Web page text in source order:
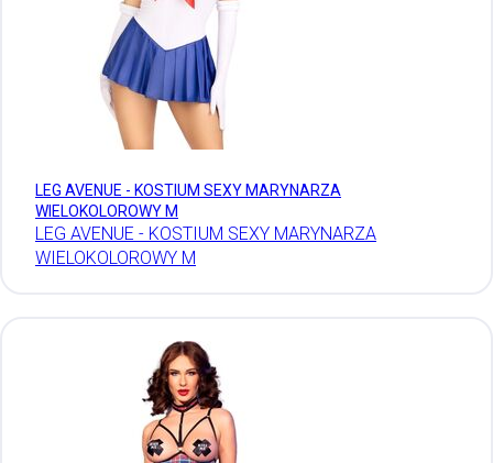
LEG AVENUE - KOSTIUM SEXY MARYNARZA
WIELOKOLOROWY M
LEG AVENUE - KOSTIUM SEXY MARYNARZA
WIELOKOLOROWY M